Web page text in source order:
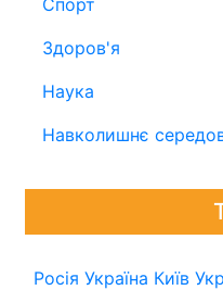
Спорт
Здоров'я
Наука
Навколишнє
Росія Україна Київ